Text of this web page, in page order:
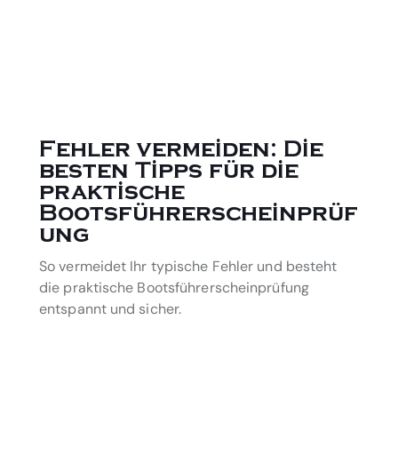
Fehler vermeiden: Die
besten Tipps für die
praktische
Bootsführerscheinprüf
ung
So vermeidet Ihr typische Fehler und besteht
die praktische Bootsführerscheinprüfung
entspannt und sicher.